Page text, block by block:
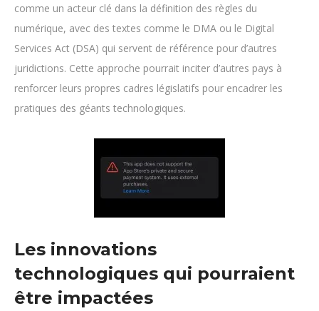
comme un acteur clé dans la définition des règles du
numérique, avec des textes comme le DMA ou le Digital
Services Act (DSA) qui servent de référence pour d’autres
juridictions. Cette approche pourrait inciter d’autres pays à
renforcer leurs propres cadres législatifs pour encadrer les
pratiques des géants technologiques.
Les innovations
technologiques qui pourraient
être impactées